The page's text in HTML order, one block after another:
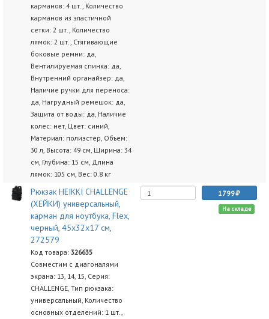
карманов: 4 шт., Количество
карманов из эластичной
сетки: 2 шт., Количество
лямок: 2 шт., Стягивающие
боковые ремни: да,
Вентилируемая спинка: да,
Внутренний органайзер: да,
Наличие ручки для переноса:
да, Нагрудный ремешок: да,
Защита от воды: да, Наличие
колес: нет, Цвет: синий,
Материал: полиэстер, Объем:
30 л, Высота: 49 см, Ширина: 34
см, Глубина: 15 см, Длина
лямок: 105 см, Вес: 0.8 кг
Рюкзак HEIKKI CHALLENGE
(ХЕЙКИ) универсальный,
карман для ноутбука, Flex,
черный, 45х32х17 см,
272579
Код товара: 326635
Совместим с диагоналями
экрана: 13, 14, 15, Серия:
CHALLENGE, Тип рюкзака:
универсальный, Количество
основных отделений: 1 шт.,
1799
На складе